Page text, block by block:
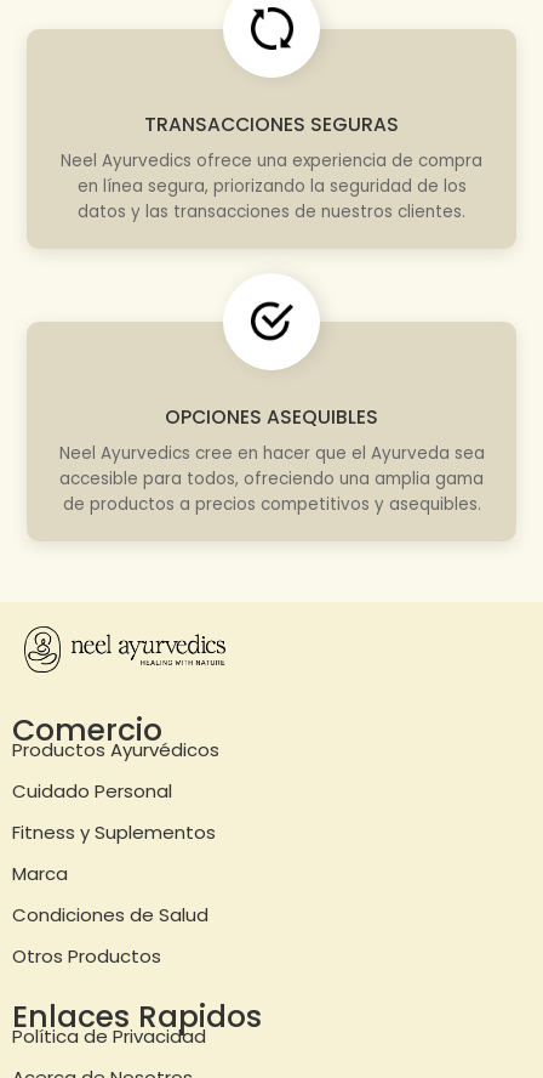
TRANSACCIONES SEGURAS
Neel Ayurvedics ofrece una experiencia de compra
en línea segura, priorizando la seguridad de los
datos y las transacciones de nuestros clientes.
OPCIONES ASEQUIBLES
Neel Ayurvedics cree en hacer que el Ayurveda sea
accesible para todos, ofreciendo una amplia gama
de productos a precios competitivos y asequibles.
Comercio
Productos Ayurvédicos
Cuidado Personal
Fitness y Suplementos
Marca
Condiciones de Salud
Otros Productos
Enlaces Rapidos
Política de Privacidad